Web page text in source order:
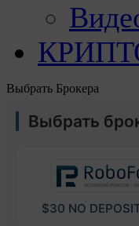
Выбрать Брокера
Выбрать
$30 NO